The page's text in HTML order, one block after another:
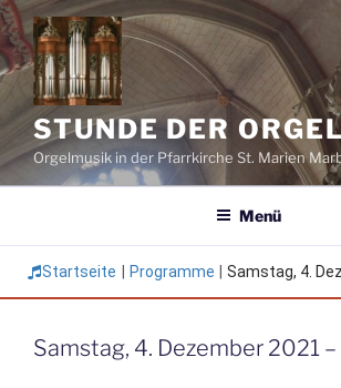
Zum
Inhalt
springen
STUNDE DER
Orgelmusik in der Pfarrkirche St. Marien
Menü
Startseite Programme Samstag, 4.
Samstag, 4. Dezember 2021 –